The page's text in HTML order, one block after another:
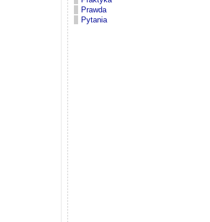
Prawda
Pytania